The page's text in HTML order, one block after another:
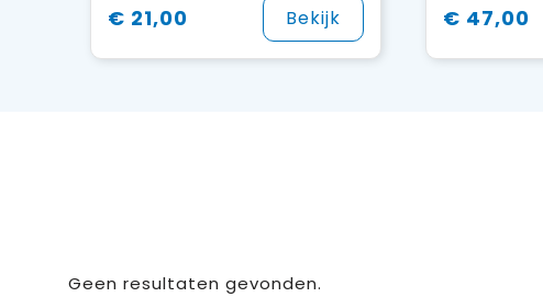
€ 21,00 Bekijk € 47,00
Geen resultaten gevonden.